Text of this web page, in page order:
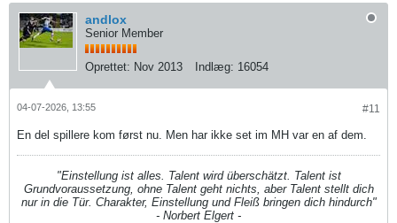
andlox
Senior Member
Oprettet: Nov 2013 Indlæg: 16054
#11
04-07-2026, 13:55
En del spillere kom først nu. Men har ikke set im MH var en af dem.
"Einstellung ist alles. Talent wird überschätzt. Talent ist
Grundvoraussetzung, ohne Talent geht nichts, aber Talent stellt dich
nur in die Tür. Charakter, Einstellung und Fleiß bringen dich hindurch"
- Norbert Elgert -